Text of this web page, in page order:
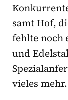
samt Hof,
fehlte noch
und
vieles mehr.